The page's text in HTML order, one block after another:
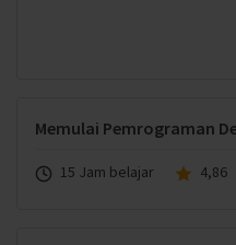
Memulai Pemrograman
15 Jam belajar 4,86